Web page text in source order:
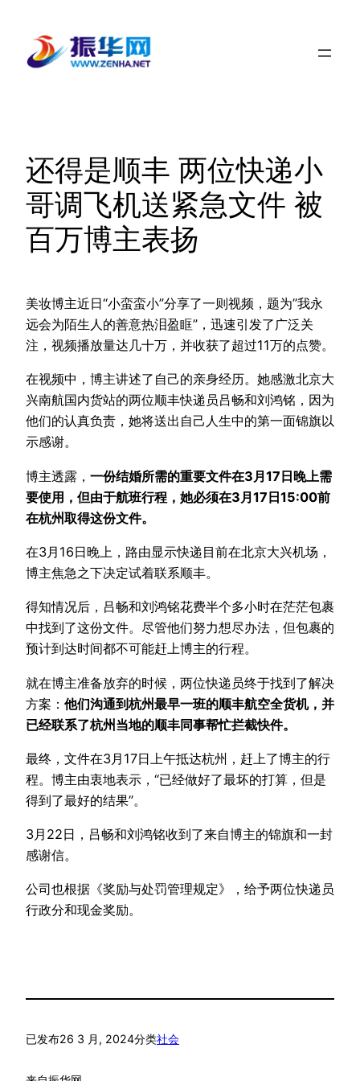
还得是顺丰 两位快递小
哥调飞机送紧急文件 被
百万博主表扬
美妆博主近日“小蛮蛮小”分享了一则视频，题为”我永
远会为陌生人的善意热泪盈眶”，迅速引发了广泛关
注，视频播放量达几十万，并收获了超过11万的点赞。
在视频中，博主讲述了自己的亲身经历。她感激北京大
兴南航国内货站的两位顺丰快递员吕畅和刘鸿铭，因为
他们的认真负责，她将送出自己人生中的第一面锦旗以
示感谢。
博主透露， 一份结婚所需的重要文件在3月17日晚上需
要使用，但由于航班行程，她必须在3月17日15:00前
在杭州取得这份文件。
在3月16日晚上，路由显示快递目前在北京大兴机场，
博主焦急之下决定试着联系顺丰。
得知情况后，吕畅和刘鸿铭花费半个多小时在茫茫包裹
中找到了这份文件。尽管他们努力想尽办法，但包裹的
预计到达时间都不可能赶上博主的行程。
就在博主准备放弃的时候，两位快递员终于找到了解决
方案： 他们沟通到杭州最早一班的顺丰航空全货机，并
已经联系了杭州当地的顺丰同事帮忙拦截快件。
最终，文件在3月17日上午抵达杭州，赶上了博主的行
程。博主由衷地表示，“已经做好了最坏的打算，但是
得到了最好的结果”。
3月22日，吕畅和刘鸿铭收到了来自博主的锦旗和一封
感谢信。
公司也根据《奖励与处罚管理规定》，给予两位快递员
行政分和现金奖励。
已发布26 3 月, 2024分类社会